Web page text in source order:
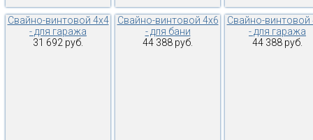
Свайно-винтовой 4х4
- для гаража
31 692 руб.
Свайно-винтовой 4х6
- для бани
44 388 руб.
Свайно-винтовой
- для гаража
44 388 руб.